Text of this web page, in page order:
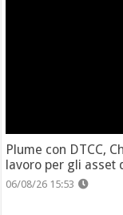
Plume con DTCC,
lavoro per gli asset
06/08/26 15:53